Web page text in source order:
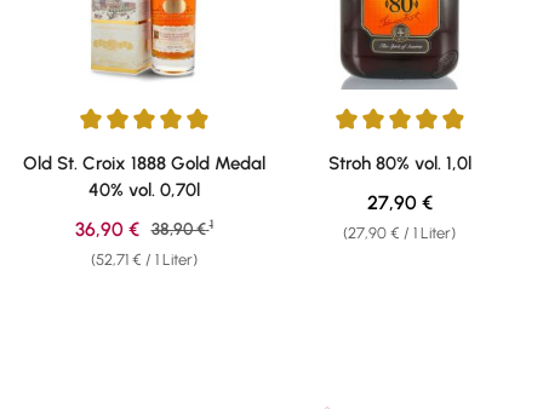
Durchschnittliche Bewertung von 4.88 von 5 Sternen
Old St. Croix 1888 Gold Medal
40% vol. 0,70l
(52,71 € / 1 Liter)
Verkaufspreis:
36,90 € Regulärer Preis:
38,90 € 1
Durchschnittliche Bewertung
Stroh 80% vol. 1,0l
(27,90 € / 1 Liter)
Regulärer Preis:
27,90 €